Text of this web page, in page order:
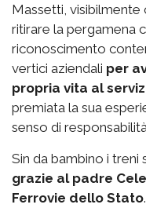
Massetti,
ritirare la pergamena
riconoscimento
vertici aziendali per
propria vita al
premiata la sua
senso di
Sin da bambino i treni
grazie al padre
Ferrovie dello Stato